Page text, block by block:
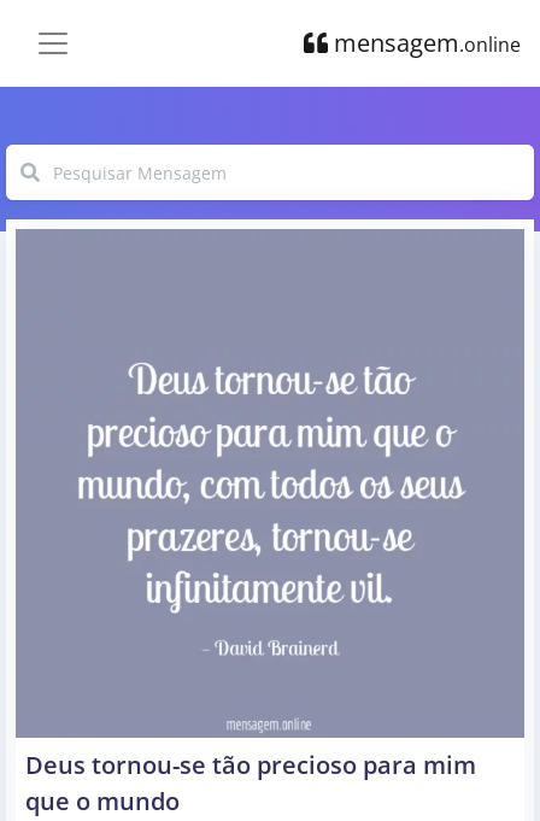
mensagem.online
Deus tornou-se tão precioso para mim
que o mundo